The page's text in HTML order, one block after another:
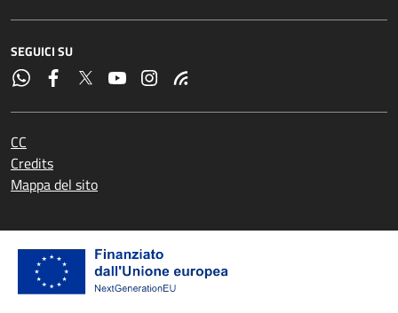
SEGUICI SU
CC
Credits
Mappa del sito